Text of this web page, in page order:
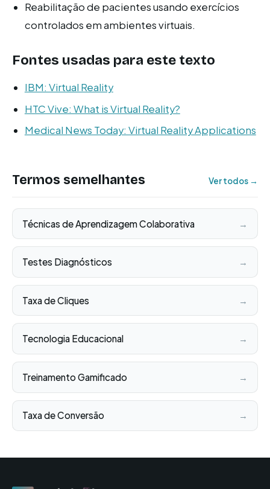
Reabilitação de pacientes usando exercícios
controlados em ambientes virtuais.
Fontes usadas para este texto
IBM: Virtual Reality
HTC Vive: What is Virtual Reality?
Medical News Today: Virtual Reality Applications
Termos semelhantes Ver todos →
Técnicas de Aprendizagem Colaborativa →
Testes Diagnósticos →
Taxa de Cliques →
Tecnologia Educacional →
Treinamento Gamificado →
Taxa de Conversão →